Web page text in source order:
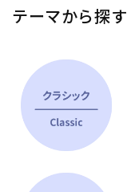
テーマから探す